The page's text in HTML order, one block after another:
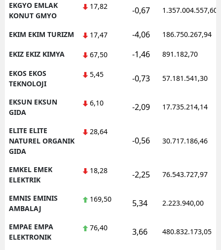
EKGYO EMLAK
KONUT GMYO
17,82 -0,67 1.357.004.557,60
EKIM EKIM TURIZM 17,47 -4,06 186.750.267,94
EKIZ EKIZ KIMYA 67,50 -1,46 891.182,70
EKOS EKOS
TEKNOLOJI
5,45 -0,73 57.181.541,30
EKSUN EKSUN
GIDA
6,10 -2,09 17.735.214,14
ELITE ELITE
NATUREL ORGANIK
GIDA
28,64
-0,56 30.717.186,46
EMKEL EMEK
ELEKTRIK
18,28 -2,25 76.543.727,97
EMNIS EMINIS
AMBALAJ
169,50 5,34 2.223.940,00
EMPAE EMPA
ELEKTRONIK
76,40 3,66 480.832.173,05